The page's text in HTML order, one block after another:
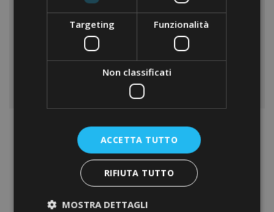
Nasal free GSE;
Biotic adulti e bambini GSE;
Infusi ed Estratti personalizzati.
Targeting Funzionalità
Non classificati
ACCETTA TUTTO
RIFIUTA TUTTO
MOSTRA DETTAGLI